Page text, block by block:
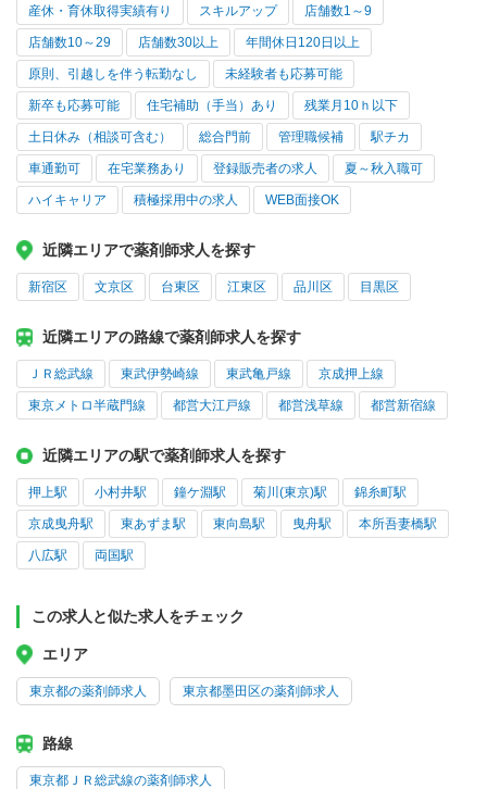
産休・育休取得実績有り スキルアップ 店舗数1～9
店舗数10～29 店舗数30以上 年間休日120日以上
原則、引越しを伴う転勤なし 未経験者も応募可能
新卒も応募可能 住宅補助（手当）あり 残業月10ｈ以下
土日休み（相談可含む） 総合門前 管理職候補 駅チカ
車通勤可 在宅業務あり 登録販売者の求人 夏～秋入職可
ハイキャリア 積極採用中の求人 WEB面接OK
近隣エリアで薬剤師求人を探す
新宿区 文京区 台東区 江東区 品川区 目黒区
近隣エリアの路線で薬剤師求人を探す
ＪＲ総武線 東武伊勢崎線 東武亀戸線 京成押上線
東京メトロ半蔵門線 都営大江戸線 都営浅草線 都営新宿線
近隣エリアの駅で薬剤師求人を探す
押上駅 小村井駅 鐘ケ淵駅 菊川(東京)駅 錦糸町駅
京成曳舟駅 東あずま駅 東向島駅 曳舟駅 本所吾妻橋駅
八広駅 両国駅
この求人と似た求人をチェック
エリア
東京都の薬剤師求人 東京都墨田区の薬剤師求人
路線
東京都ＪＲ総武線の薬剤師求人